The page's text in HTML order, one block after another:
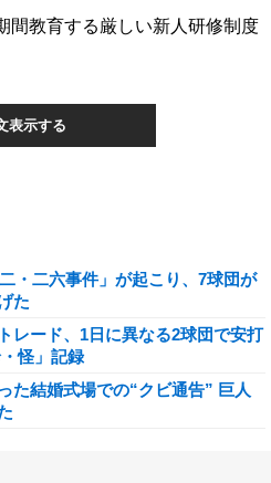
教育する厳しい新人研修制度
表示する
・二六事件」が起こり、7球団が
た
レード、1日に異なる2球団で安打
怪」記録
た結婚式場での“クビ通告” 巨人